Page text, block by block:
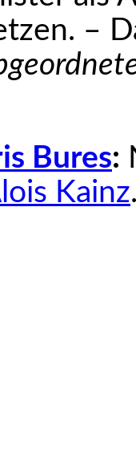
–
Bures:
Kainz